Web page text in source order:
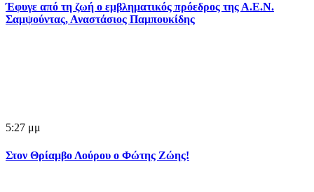
Έφυγε από τη ζωή ο εμβληματικός πρόεδρος της Α.Ε.Ν.
Σαμψούντας, Αναστάσιος Παμπουκίδης
5:27 μμ
Στον Θρίαμβο Λούρου ο Φώτης Ζώης!